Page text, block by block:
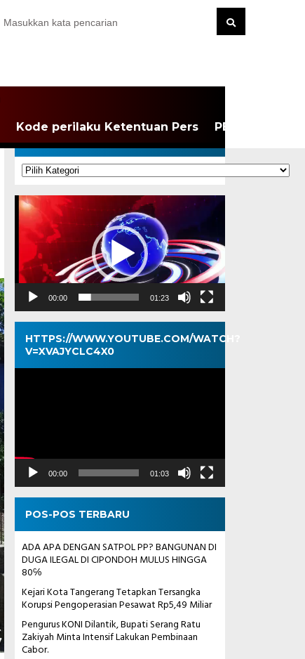
Kode perilaku Ketentuan Pers PEDOMAN
KATEGORI
Kategori
Pemutar
Video
00:00 01:23
HTTPS://WWW.YOUTUBE.COM/WATCH?
V=XVAJYCLC4X0
Pemutar
00:00 01:03
POS-POS TERBARU
ADA APA DENGAN SATPOL PP? BANGUNAN DI
DUGA ILEGAL DI CIPONDOH MULUS HINGGA
80℅
Kejari Kota Tangerang Tetapkan Tersangka
Korupsi Pengoperasian Pesawat Rp5,49 Miliar
Pengurus KONI Dilantik, Bupati Serang Ratu
Zakiyah Minta Intensif Lakukan Pembinaan
Cabor.